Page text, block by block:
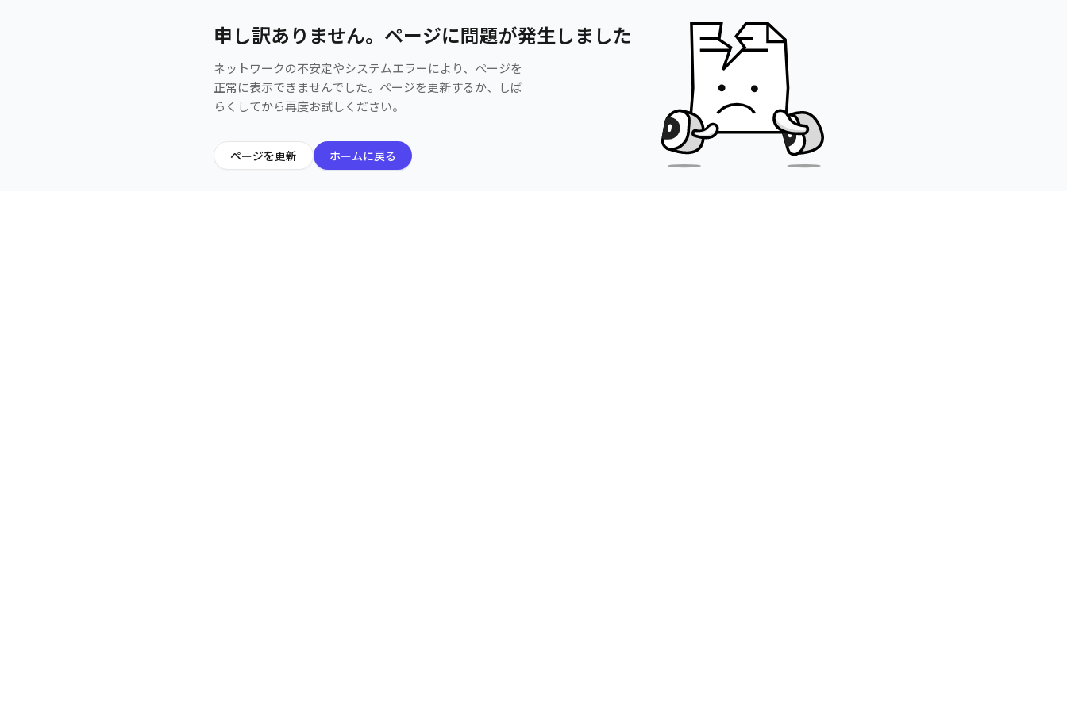
申し訳ありません。ページに問題が発生しました
ネットワークの不安定やシステムエラーにより、ページを
正常に表示できませんでした。ページを更新するか、しば
らくしてから再度お試しください。
ページを更新 ホームに戻る